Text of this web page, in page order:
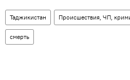
Таджикистан Происшествия, ЧП,
смерть